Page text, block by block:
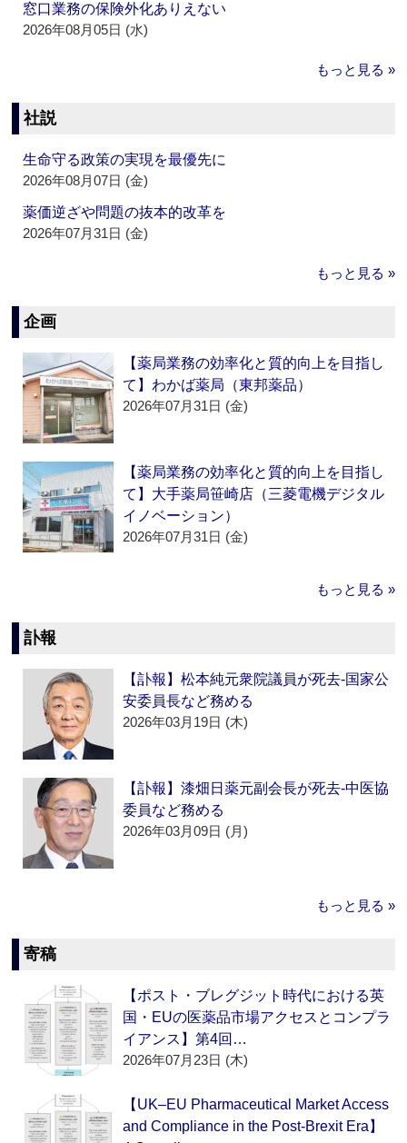
窓口業務の保険外化ありえない
2026年08月05日 (水)
もっと見る »
社説
生命守る政策の実現を最優先に
2026年08月07日 (金)
薬価逆ざや問題の抜本的改革を
2026年07月31日 (金)
もっと見る »
企画
【薬局業務の効率化と質的向上を目指し
て】わかば薬局（東邦薬品）
2026年07月31日 (金)
【薬局業務の効率化と質的向上を目指し
て】大手薬局笹崎店（三菱電機デジタル
イノベーション）
2026年07月31日 (金)
もっと見る »
訃報
【訃報】松本純元衆院議員が死去‐国家公
安委員長など務める
2026年03月19日 (木)
【訃報】漆畑日薬元副会長が死去‐中医協
委員など務める
2026年03月09日 (月)
もっと見る »
寄稿
【ポスト・ブレグジット時代における英
国・EUの医薬品市場アクセスとコンプラ
イアンス】第4回…
2026年07月23日 (木)
【UK–EU Pharmaceutical Market Access
and Compliance in the Post-Brexit Era】